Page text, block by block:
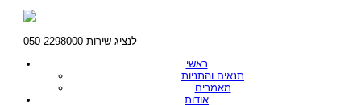
לנציג שירות 050-2298000
ראשי
תנאים והתניות
מאמרים
אודות